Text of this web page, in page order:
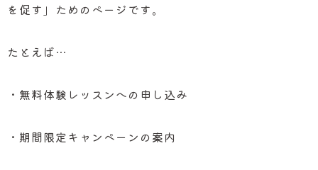
を促す」ためのページです。
たとえば…
・無料体験レッスンへの申し込み
・期間限定キャンペーンの案内